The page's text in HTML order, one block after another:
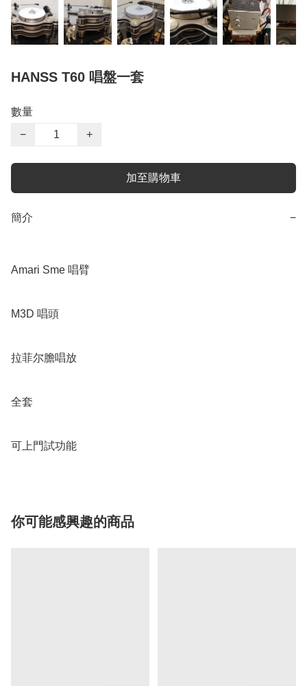
HANSS T60 唱盤一套
數量
−
+
加至購物車
簡介 −
Amari Sme 唱臂
M3D 唱頭
拉菲尔膽唱放
全套
可上門試功能
你可能感興趣的商品